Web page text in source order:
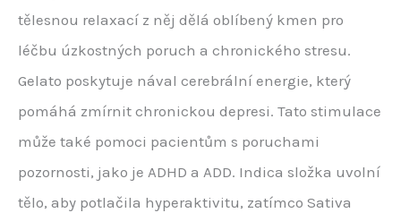
tělesnou relaxací z něj dělá oblíbený kmen pro
léčbu úzkostných poruch a chronického stresu.
Gelato poskytuje nával cerebrální energie, který
pomáhá zmírnit chronickou depresi. Tato stimulace
může také pomoci pacientům s poruchami
pozornosti, jako je ADHD a ADD. Indica složka uvolní
tělo, aby potlačila hyperaktivitu, zatímco Sativa